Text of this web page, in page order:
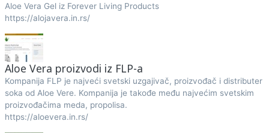
Aloe Vera Gel iz Forever Living Products
https://alojavera.in.rs/
Aloe Vera proizvodi iz FLP-a
Kompanija FLP je najveći svetski uzgajivač, proizvođač i distributer
soka od Aloe Vere. Kompanija je takođe među najvećim svetskim
proizvođačima meda, propolisa.
https://aloevera.in.rs/